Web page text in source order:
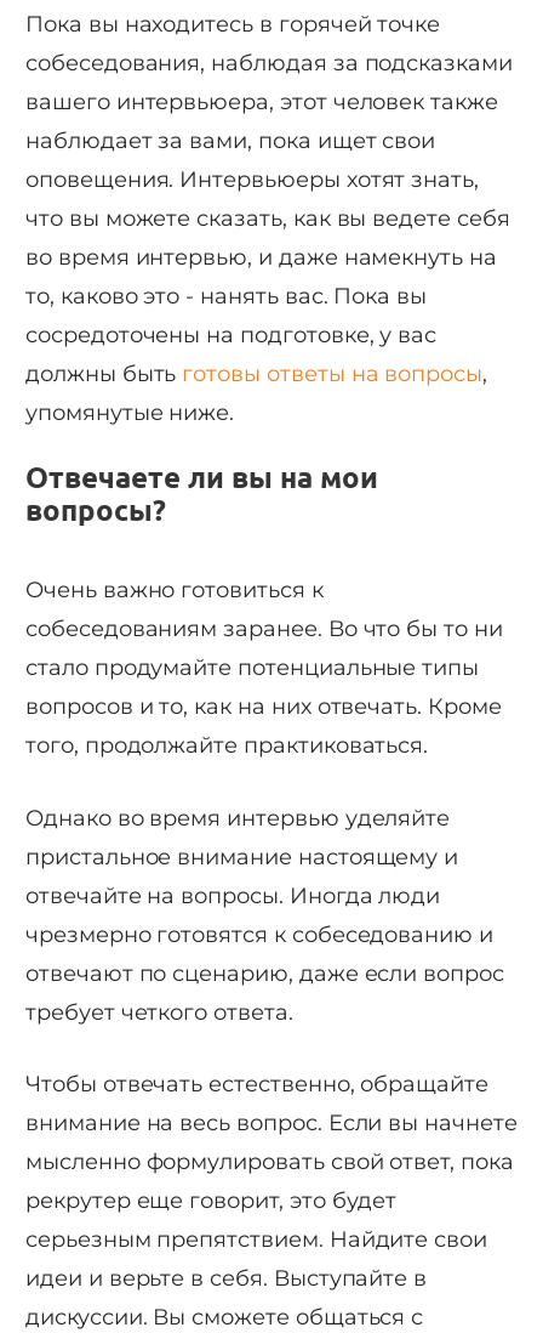
Пока вы находитесь в горячей точке
собеседования, наблюдая за подсказками
вашего интервьюера, этот человек также
наблюдает за вами, пока ищет свои
оповещения. Интервьюеры хотят знать,
что вы можете сказать, как вы ведете себя
во время интервью, и даже намекнуть на
то, каково это - нанять вас. Пока вы
сосредоточены на подготовке, у вас
должны быть готовы ответы на вопросы,
упомянутые ниже.
Отвечаете ли вы на мои
вопросы?
Очень важно готовиться к
собеседованиям заранее. Во что бы то ни
стало продумайте потенциальные типы
вопросов и то, как на них отвечать. Кроме
того, продолжайте практиковаться.
Однако во время интервью уделяйте
пристальное внимание настоящему и
отвечайте на вопросы. Иногда люди
чрезмерно готовятся к собеседованию и
отвечают по сценарию, даже если вопрос
требует четкого ответа.
Чтобы отвечать естественно, обращайте
внимание на весь вопрос. Если вы начнете
мысленно формулировать свой ответ, пока
рекрутер еще говорит, это будет
серьезным препятствием. Найдите свои
идеи и верьте в себя. Выступайте в
дискуссии. Вы сможете общаться с